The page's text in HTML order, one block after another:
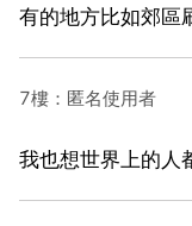
有的地方比如郊區
7樓：匿名使用者
我也想世界上的人